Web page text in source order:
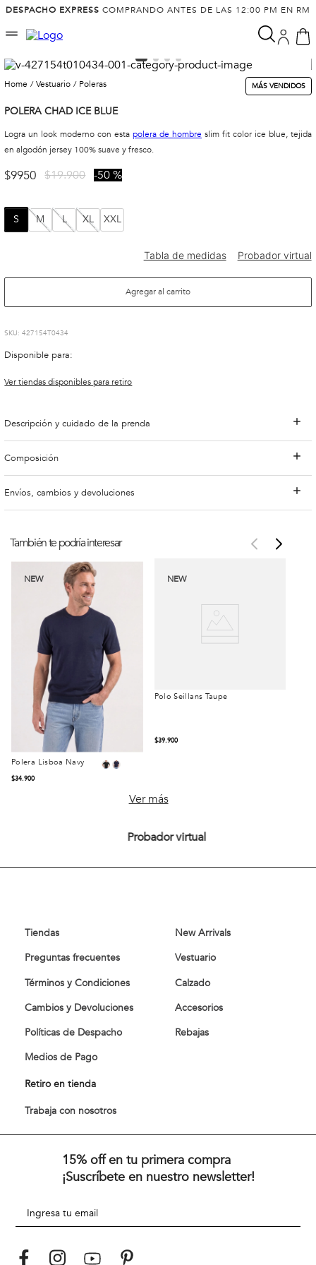
DESPACHO EXPRESS COMPRANDO ANTES DE LAS 12:00 PM EN RM
vestuario poleras MÁS VENDIDOS
POLERA CHAD ICE BLUE
Logra un look moderno con estapolera de hombre slim fit color ice blue, tejida
en algodón jersey 100% suave y fresco.
$9950 $19.900 50 %
S M L XL XXL
Agregar al carrito
:427154T0434
Disponible para:
Ver tiendas disponibles para retiro
Descripción y cuidado de la prenda
Composición
Envíos, cambios y devoluciones
También te podría interesar
NEW
Polera Lisboa Navy
$34.900
Talla
NEW
Polo Seillans Taupe
$39.900
Ver más
Probador virtual
Tiendas
Preguntas frecuentes
Términos y Condiciones
Cambios y Devoluciones
Políticas de Despacho
Medios de Pago
Retiro en tienda
Trabaja con nosotros
New Arrivals
Vestuario
Calzado
Accesorios
Rebajas
15% off en tu primera compra
¡Suscríbete en nuestro newsletter!